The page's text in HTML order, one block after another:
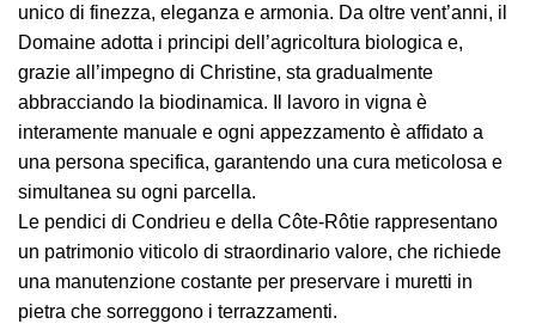
unico di finezza, eleganza e armonia. Da oltre vent’anni, il
Domaine adotta i principi dell’agricoltura biologica e,
grazie all’impegno di Christine, sta gradualmente
abbracciando la biodinamica. Il lavoro in vigna è
interamente manuale e ogni appezzamento è affidato a
una persona specifica, garantendo una cura meticolosa e
simultanea su ogni parcella.
Le pendici di Condrieu e della Côte-Rôtie rappresentano
un patrimonio viticolo di straordinario valore, che richiede
una manutenzione costante per preservare i muretti in
pietra che sorreggono i terrazzamenti.